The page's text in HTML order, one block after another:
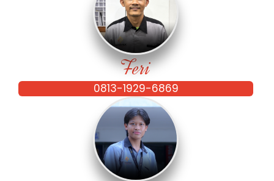
Feri
0813-1929-6869